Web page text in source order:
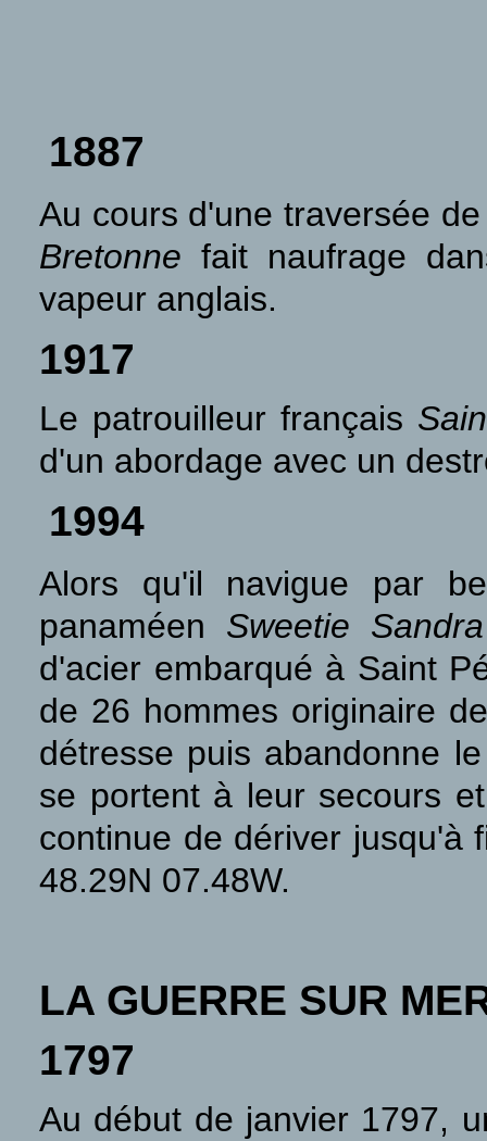
1887
Au cours d'une traversée
Bretonne fait naufrage
vapeur anglais.
1917
Le patrouilleur français
d'un abordage avec un
1994
Alors qu'il navigue par
panaméen Sweetie Sandra
d'acier embarqué à Saint
de 26 hommes originaire
détresse puis abandonne
se portent à leur secours
continue de dériver jusqu'à
48.29N 07.48W.
LA GUERRE SUR
1797
Au début de janvier 1797,